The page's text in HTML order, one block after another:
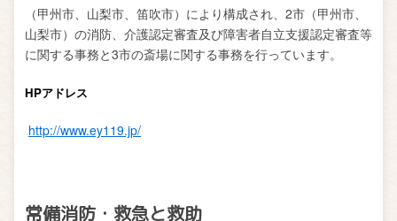
（甲州市、山梨市、笛吹市）により構成され、2市（甲州市、
山梨市）の消防、介護認定審査及び障害者自立支援認定審査等
に関する事務と3市の斎場に関する事務を行っています。
HPアドレス
http://www.ey119.jp/
常備消防・救急と救助